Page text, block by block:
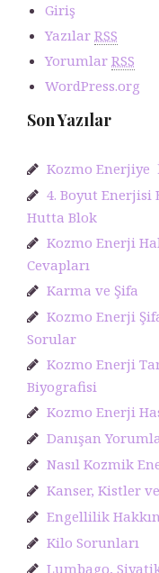
Giriş
Yazılar RSS
Yorumlar RSS
WordPress.org
Son Yazılar
Kozmo Enerjiye
4. Boyut Enerjisi
Hutta Blok
Kozmo Enerji
Cevapları
Karma ve Şifa
Kozmo Enerji
Sorular
Kozmo Enerji
Biyografisi
Kozmo Enerji
Danışan
Nasıl Kozmik
Kanser, Kistler
Engellilik
Kilo Sorunları
Lumbago,